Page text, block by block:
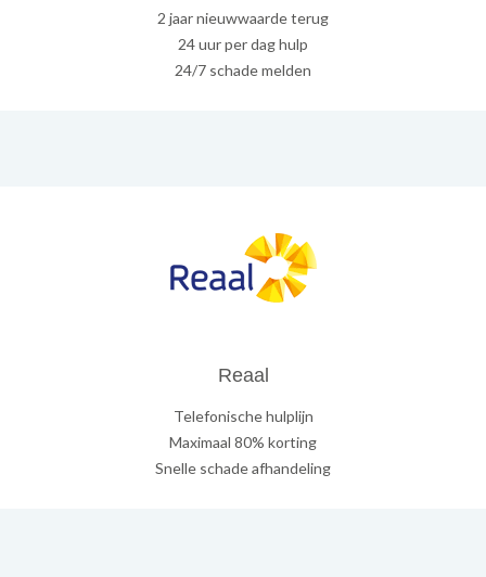
2 jaar nieuwwaarde terug
24 uur per dag hulp
24/7 schade melden
Reaal
Telefonische hulplijn
Maximaal 80% korting
Snelle schade afhandeling